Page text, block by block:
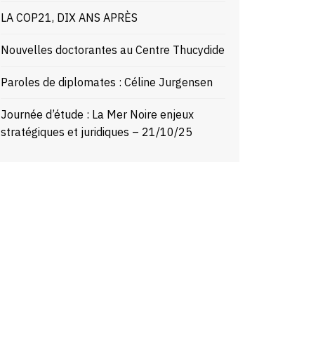
LA COP21, DIX ANS APRÈS
Nouvelles doctorantes au Centre Thucydide
Paroles de diplomates : Céline Jurgensen
Journée d’étude : La Mer Noire enjeux
stratégiques et juridiques – 21/10/25